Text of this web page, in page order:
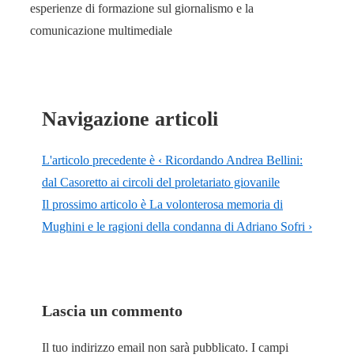
esperienze di formazione sul giornalismo e la
comunicazione multimediale
Navigazione articoli
L'articolo precedente è ‹ Ricordando Andrea Bellini:
dal Casoretto ai circoli del proletariato giovanile
Il prossimo articolo è La volonterosa memoria di
Mughini e le ragioni della condanna di Adriano Sofri ›
Lascia un commento
Il tuo indirizzo email non sarà pubblicato. I campi